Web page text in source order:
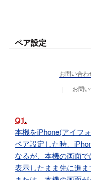
ペア設定
お問い合
お問
Q1
本機をiPhone(アイフ
ペア設定した時、
なるが、本機の画面
表示したまま先に進ま